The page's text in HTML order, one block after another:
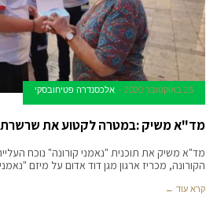
25 באוקטובר 2020 אלכסנדרה פטיחובסקי
מד"א משיק :במטרה לקטוע את
מד"א משיק את תוכנית "נאמני קורונה" נוכח
הקורונה, מכריז ארגון מגן דוד אדום על מיזם "נאמני
קרא עוד ←